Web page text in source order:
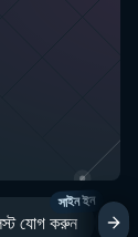
যোগ করুন
সাইন ইন